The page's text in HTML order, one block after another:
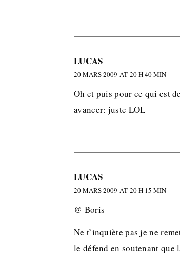
LUCAS
20 MARS 2009 AT 20 H 40 MIN
Oh et puis pour ce qui est
avancer: juste LOL
LUCAS
20 MARS 2009 AT 20 H 15 MIN
@ Boris
Ne t’inquiète pas je ne
le défend en soutenant que